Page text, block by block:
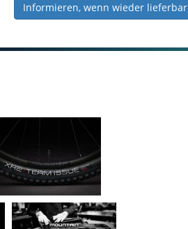
Informieren, wenn wieder lieferbar